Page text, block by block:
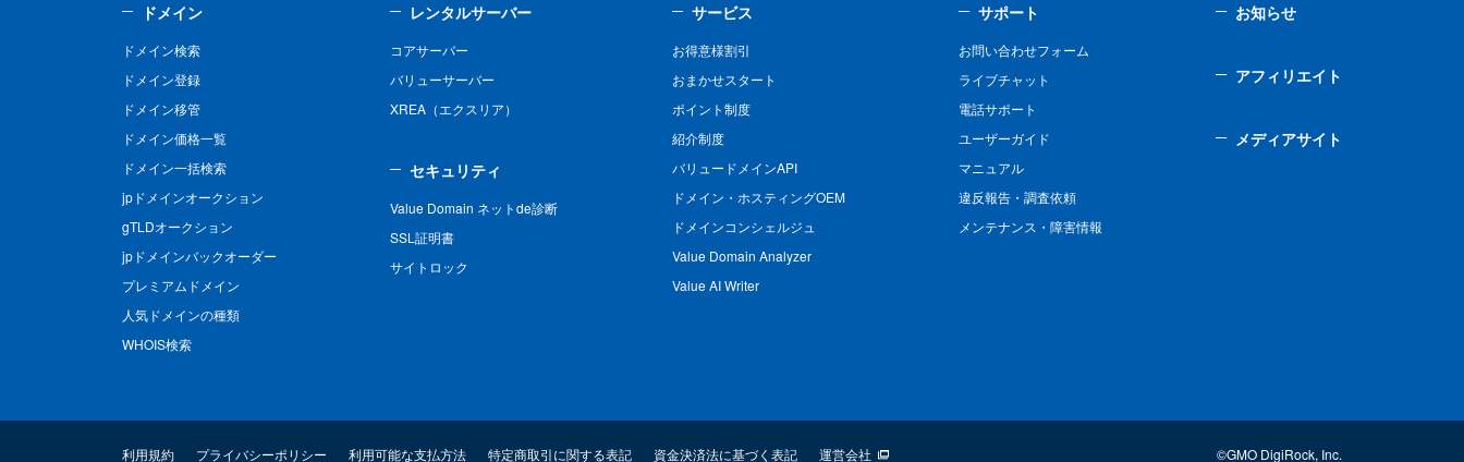
ドメイン
ドメイン検索
ドメイン登録
ドメイン移管
ドメイン価格一覧
ドメイン一括検索
jpドメインオークション
gTLDオークション
jpドメインバックオーダー
プレミアムドメイン
人気ドメインの種類
WHOIS検索
レンタルサーバー
コアサーバー
バリューサーバー
XREA（エクスリア）
セキュリティ
Value Domain ネットde診断
SSL証明書
サイトロック
サービス
お得意様割引
おまかせスタート
ポイント制度
紹介制度
バリュードメインAPI
ドメイン・ホスティングOEM
ドメインコンシェルジュ
Value Domain Analyzer
Value AI Writer
サポート
お問い合わせフォーム
ライブチャット
電話サポート
ユーザーガイド
マニュアル
違反報告・調査依頼
メンテナンス・障害情報
お知らせ
アフィリエイト
メディアサイト
利用規約 プライバシーポリシー 利用可能な支払方法 特定商取引に関する表記 資金決済法に基づく表記 運営会社 ©GMO DigiRock, Inc.